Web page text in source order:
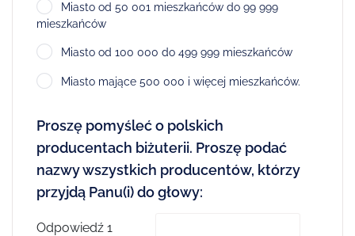
Miasto od 50 001 mieszkańców do 99 999
mieszkańców
Miasto od 100 000 do 499 999 mieszkańców
Miasto mające 500 000 i więcej mieszkańców.
Proszę pomyśleć o polskich
producentach biżuterii. Proszę podać
nazwy wszystkich producentów, którzy
przyjdą Panu(i) do głowy:
Odpowiedź 1